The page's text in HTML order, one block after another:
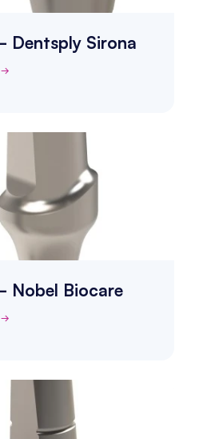
Dentsply Sirona
→
Nobel Biocare
→